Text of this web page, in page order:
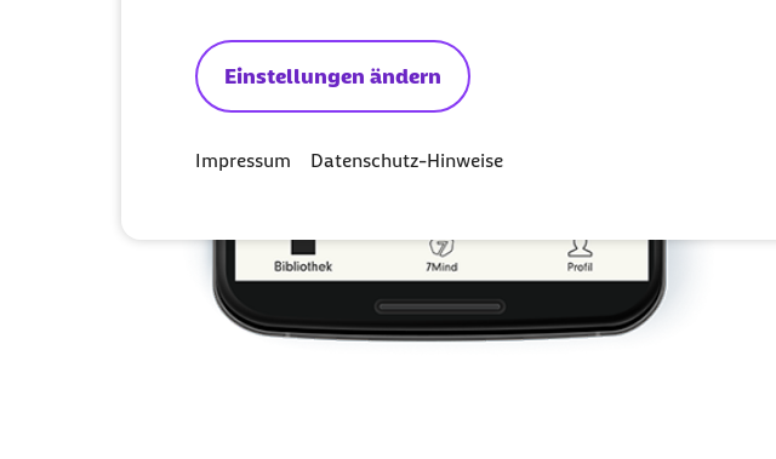
Einstellungen ändern
Impressum Datenschutz-Hinweise